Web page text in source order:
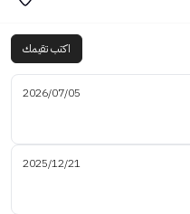
اكتب تقيمك
2026/07/05
2025/12/21